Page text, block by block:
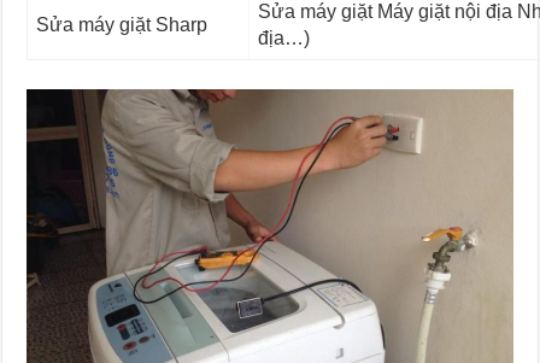
Sửa máy giặt Sharp
Sửa máy giặt Máy giặt nội địa
địa…)